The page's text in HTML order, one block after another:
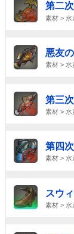
第二
素材 > 水
悪友
素材 > 水
第三
素材 > 水
第四
素材 > 水
スウ
素材 > 水